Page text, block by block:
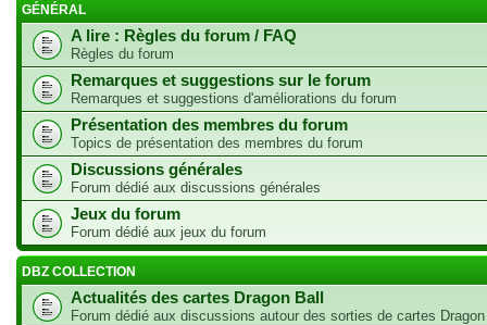
GÉNÉRAL
A lire : Règles du forum / FAQ
Règles du forum
Remarques et suggestions sur le forum
Remarques et suggestions d'améliorations du forum
Présentation des membres du forum
Topics de présentation des membres du forum
Discussions générales
Forum dédié aux discussions générales
Jeux du forum
Forum dédié aux jeux du forum
DBZ COLLECTION
Actualités des cartes Dragon Ball
Forum dédié aux discussions autour des sorties de cartes